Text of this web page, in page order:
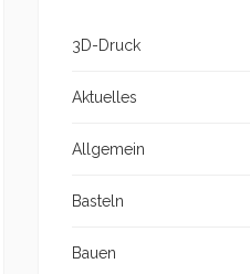
3D-Druck
Aktuelles
Allgemein
Basteln
Bauen